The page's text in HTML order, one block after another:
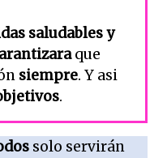
saludables y
que
siempre. Y asi
.
solo servirán